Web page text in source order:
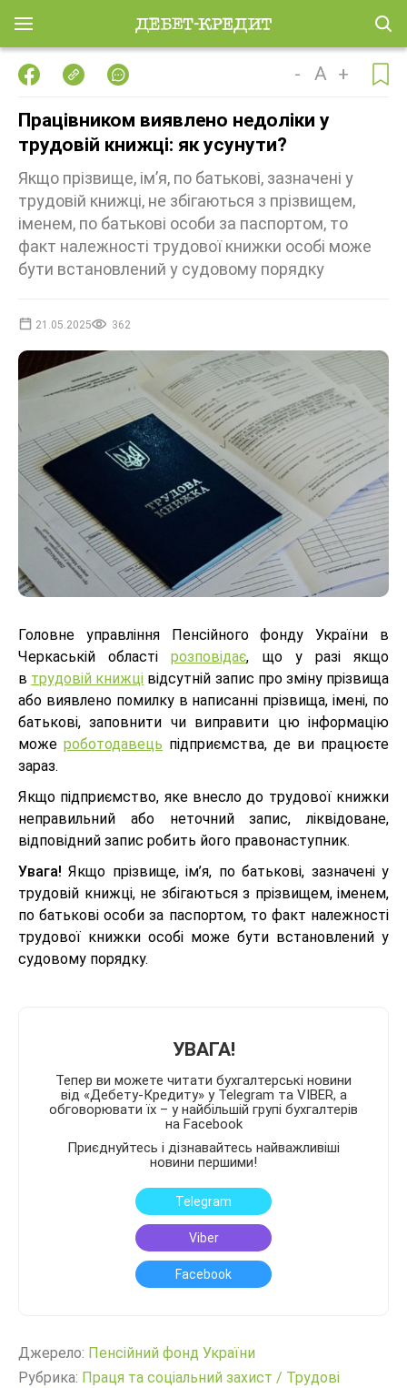
- A +
Працівником виявлено недоліки у
трудовій книжці: як усунути?
Якщо прізвище, ім’я, по батькові, зазначені у
трудовій книжці, не збігаються з прізвищем,
іменем, по батькові особи за паспортом, то
факт належності трудової книжки особі може
бути встановлений у судовому порядку
21.05.2025 362
Головне управління Пенсійного фонду України в
Черкаській областірозповідає, що у разі якщо
в трудовій книжці відсутній запис про зміну прізвища
або виявлено помилку в написанні прізвища, імені, по
батькові, заповнити чи виправити цю інформацію
може роботодавець підприємства, де ви працюєте
зараз.
Якщо підприємство, яке внесло до трудової книжки
неправильний або неточний запис, ліквідоване,
відповідний запис робить його правонаступник.
Увага! Якщо прізвище, ім’я, по батькові, зазначені у
трудовій книжці, не збігаються з прізвищем, іменем,
по батькові особи за паспортом, то факт належності
трудової книжки особі може бути встановлений у
судовому порядку.
УВАГА!
Тепер ви можете читати бухгалтерські новини
від «Дебету-Кредиту» у Telegram та VIBER, а
обговорювати їх – у найбільшій групі бухгалтерів
на Facebook
Приєднуйтесь і дізнавайтесь найважливіші
новини першими!
Telegram
Viber
Facebook
Джерело: Пенсійний фонд України
Рубрика: Праця та соціальний захист / Трудові